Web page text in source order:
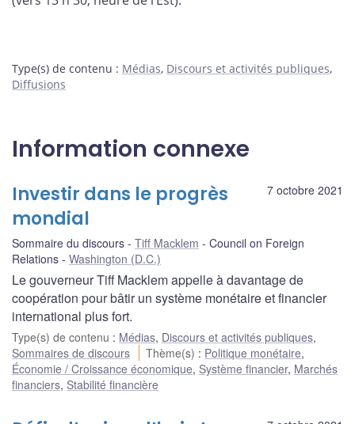
Type(s) de contenu : Médias, Discours et activités publiques,
Diffusions
Information connexe
7 octobre 2021
Investir dans le progrès
mondial
Sommaire du discours Tiff Macklem
Council on Foreign
Relations
Washington (D.C.)
Le gouverneur Tiff Macklem appelle à davantage de
coopération pour bâtir un système monétaire et financier
international plus fort.
Type(s) de contenu : Médias, Discours et activités publiques,
Sommaires de discours
Thème(s) : Politique monétaire,
Économie / Croissance économique, Système financier, Marchés
financiers, Stabilité financière